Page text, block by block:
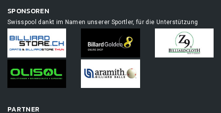
SPONSOREN
Swisspool dankt im Namen unserer Sportler, für die Unterstützung
PARTNER